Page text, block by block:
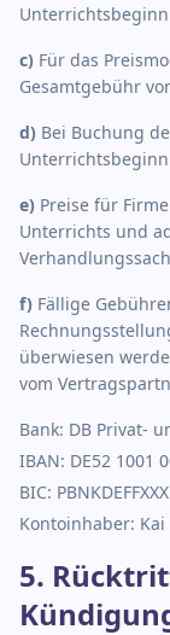
c) Für das
Gesamtgebühr
d) Bei Buchung
e) Preise für
Unterrichts und
f) Fällige
überwiesen
vom
Bank: DB Privat-
IBAN: DE52 1001
BIC: PBNKDEFFXXX
Kontoinhaber: Kai
5.